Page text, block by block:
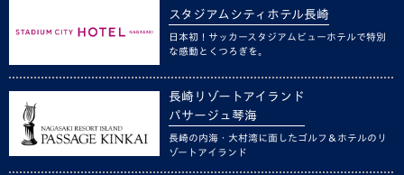
スタジアムシティホテル長崎
日本初！サッカースタジアムビューホテルで特別
な感動とくつろぎを。
長崎リゾートアイランド
パサージュ琴海
長崎の内海・大村湾に面したゴルフ＆ホテルのリ
ゾートアイランド